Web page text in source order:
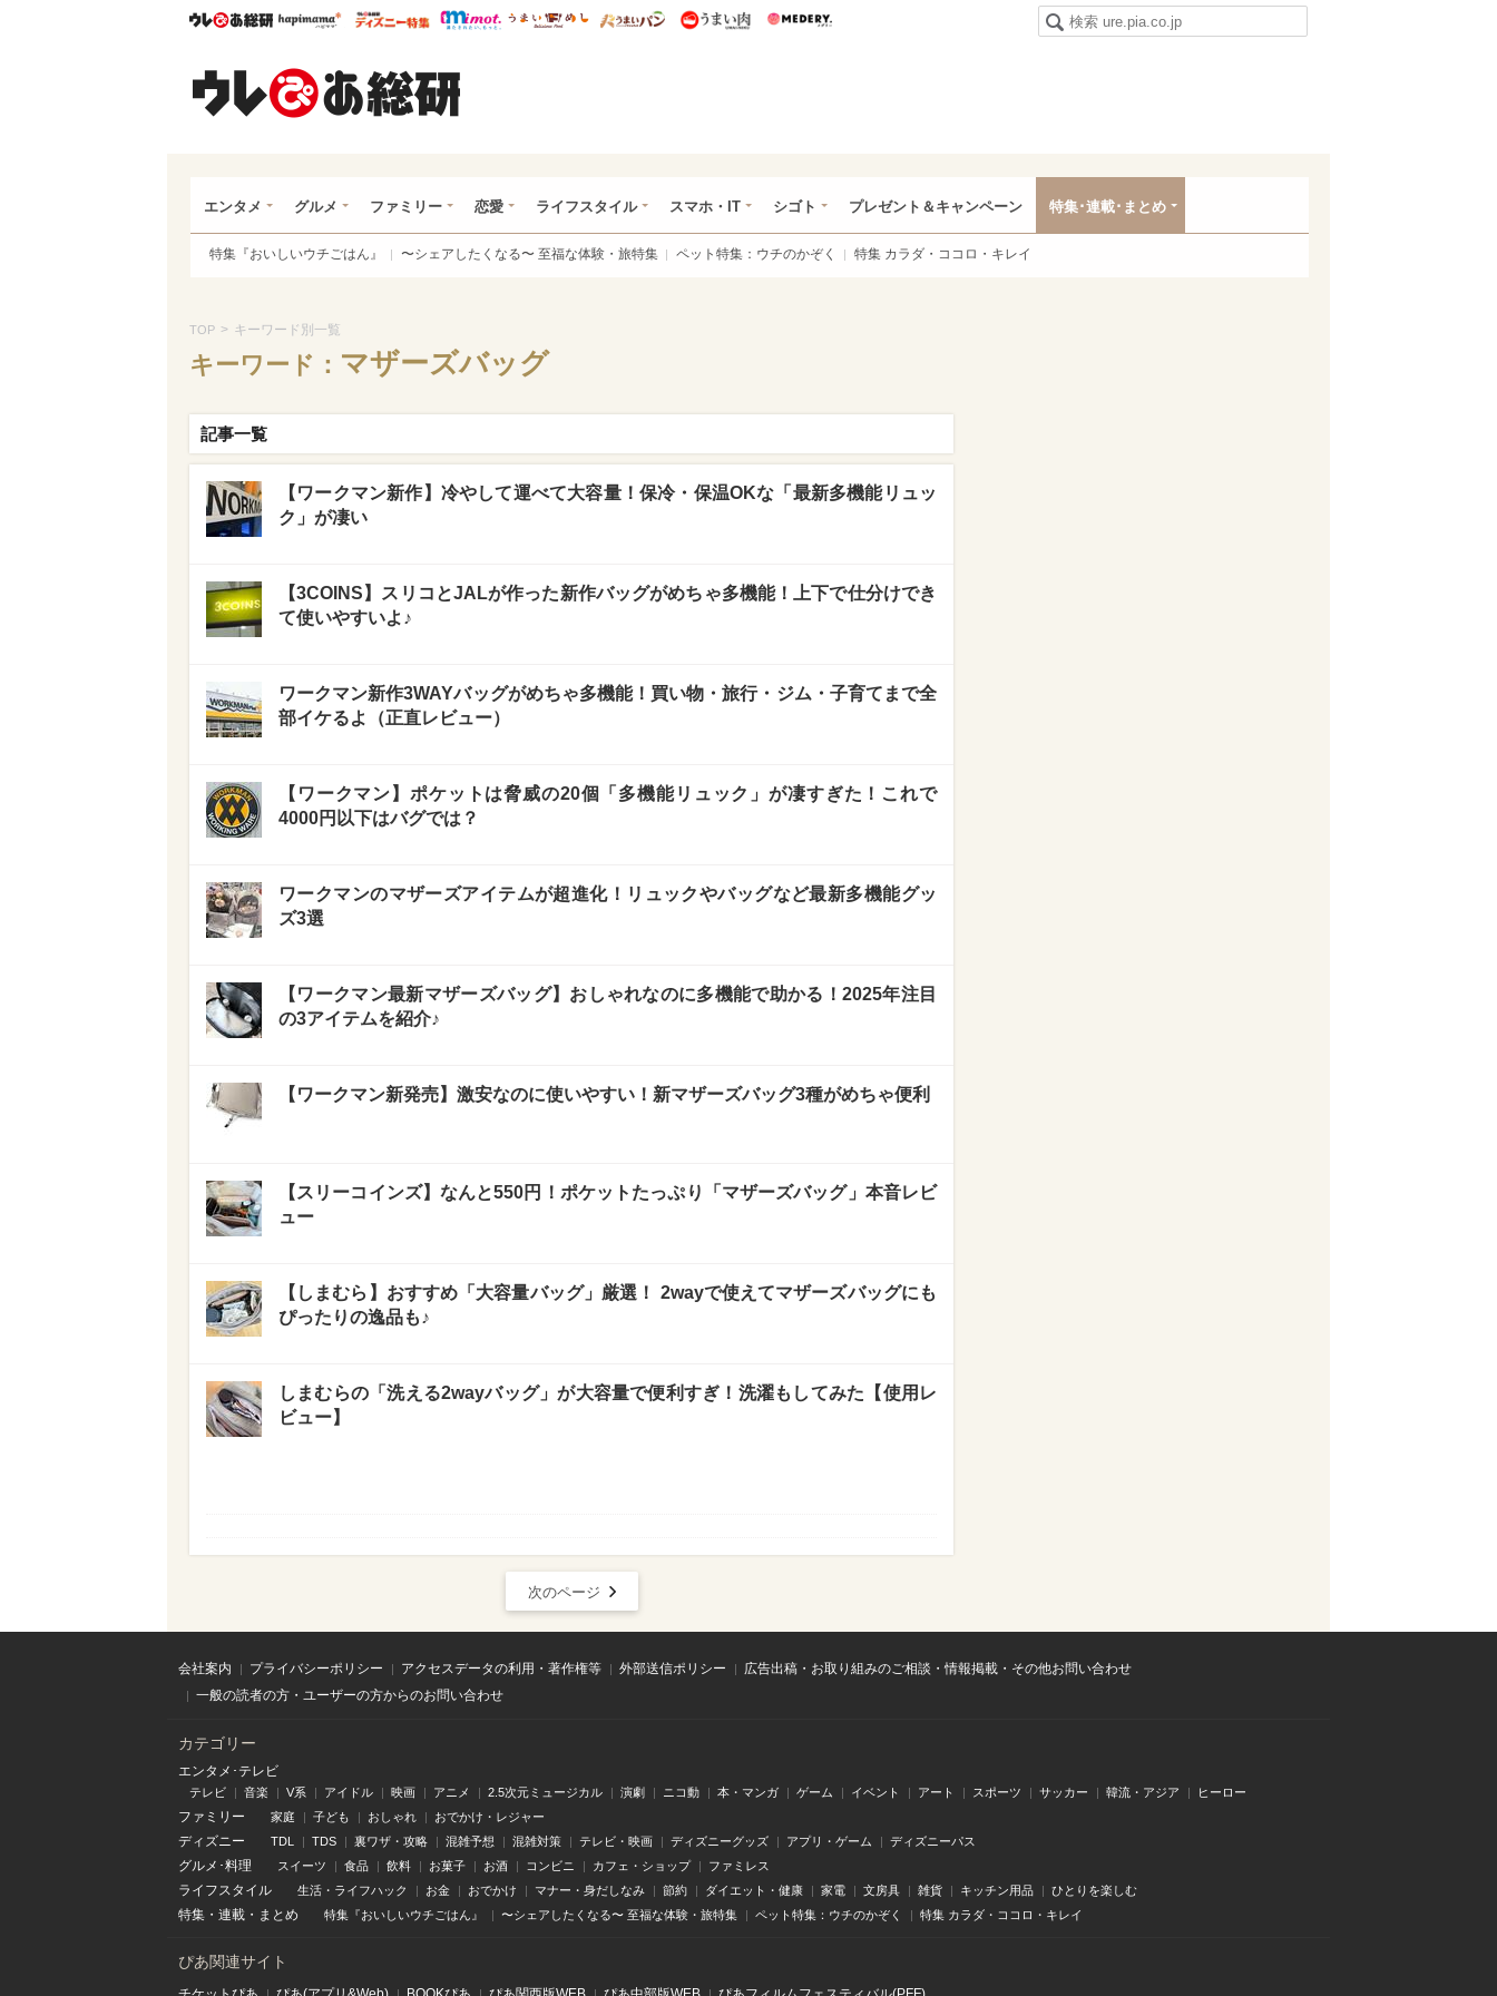
ウレぴあ総研ハピママ* ウレぴあ総研 ディズニー特集
mimot. うまいめし うまいパン うまい肉
エンタメ グルメ ファミリー 恋愛 ライフスタイル スマホ・IT シゴト プレゼント＆キャンペーン 特集･連載･まとめ
特集『おいしいウチごはん』 〜シェアしたくなる〜 至福な体験・旅特集 ペット特集：ウチのかぞく 特集 カラダ・ココロ・キレイ
TOP > キーワード別一覧
キーワード： マザーズバッグ
記事一覧
【ワークマン新作】冷やして運べて大容量！保冷・保温OKな「最新多機能リュッ
ク」が凄い
【3COINS】スリコとJALが作った新作バッグがめちゃ多機能！上下で仕分けでき
て使いやすいよ♪
ワークマン新作3WAYバッグがめちゃ多機能！買い物・旅行・ジム・子育てまで全
部イケるよ（正直レビュー）
【ワークマン】ポケットは脅威の20個「多機能リュック」が凄すぎた！これで
4000円以下はバグでは？
ワークマンのマザーズアイテムが超進化！リュックやバッグなど最新多機能グッ
ズ3選
【ワークマン最新マザーズバッグ】おしゃれなのに多機能で助かる！2025年注目
の3アイテムを紹介♪
【ワークマン新発売】激安なのに使いやすい！新マザーズバッグ3種がめちゃ便利
【スリーコインズ】なんと550円！ポケットたっぷり「マザーズバッグ」本音レビ
ュー
【しまむら】おすすめ「大容量バッグ」厳選！ 2wayで使えてマザーズバッグにも
ぴったりの逸品も♪
しまむらの「洗える2wayバッグ」が大容量で便利すぎ！洗濯もしてみた【使用レ
ビュー】
次のページ
会社案内 プライバシーポリシー アクセスデータの利用・著作権等 外部送信ポリシー
広告出稿・お取り組みのご相談・情報掲載・その他お問い合わせ
一般の読者の方・ユーザーの方からのお問い合わせ
カテゴリー
エンタメ･テレビ
テレビ 音楽 V系 アイドル 映画 アニメ 2.5次元ミュージカル 演劇 ニコ動 本・マンガ ゲーム イベント アート スポーツ サッカー 韓流・アジア ヒーロー
ファミリー 家庭 子ども おしゃれ おでかけ・レジャー
ディズニー TDL TDS 裏ワザ・攻略 混雑予想 混雑対策 テレビ・映画 ディズニーグッズ アプリ・ゲーム ディズニーパス
グルメ･料理 スイーツ 食品 飲料 お菓子 お酒 コンビニ カフェ・ショップ ファミレス
ライフスタイル 生活・ライフハック お金 おでかけ マナー・身だしなみ 節約 ダイエット・健康 家電 文房具 雑貨 キッチン用品 ひとりを楽しむ
特集 ・ 連載 ・ まとめ 特集『おいしいウチごはん』 〜シェアしたくなる〜 至福な体験・旅特集 ペット特集：ウチのかぞく 特集 カラダ・ココロ・キレイ
ぴあ関連サイト